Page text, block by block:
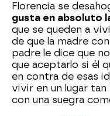
Florencia se
gusta en absoluto
que se queden a
de que la madre
padre le dice que
que aceptarlo si él
en contra de esas
vivir en un lugar
con una suegra